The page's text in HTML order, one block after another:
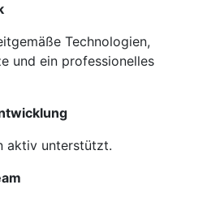
Technologien,
und ein professionelles
aktiv unterstützt.